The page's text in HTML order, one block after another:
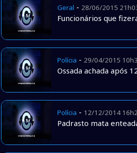
Geral - 28/06/2015
Funcionários que
Polícia - 29/04/2015
Ossada achada após
Polícia - 12/12/2014
Padrasto mata